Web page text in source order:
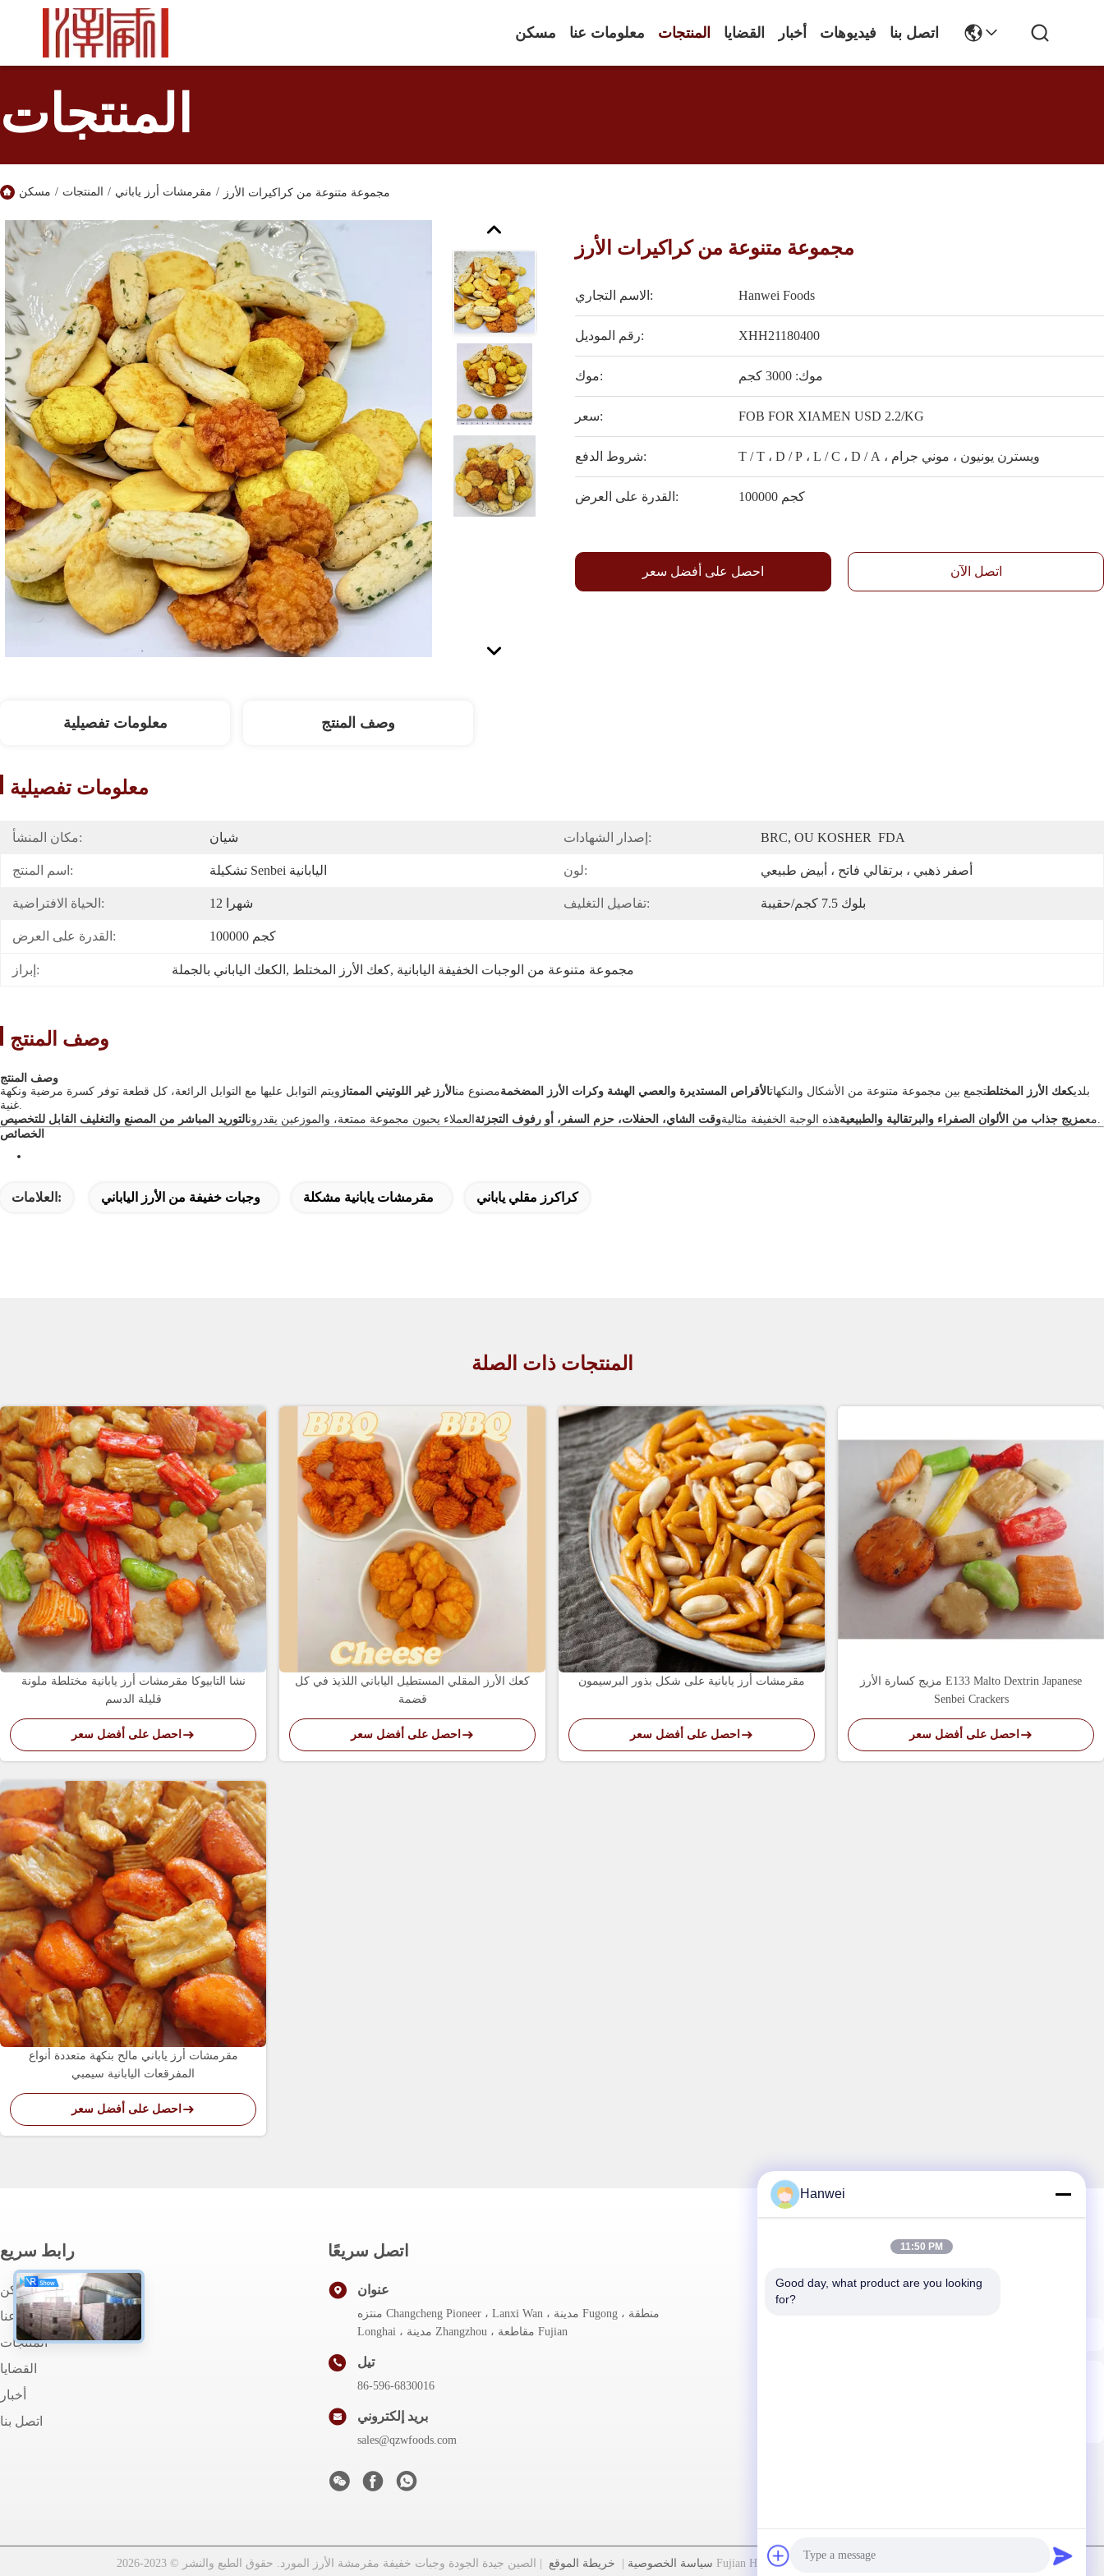
مسكن معلومات عنا المنتجات القضايا أخبار فيديوهات اتصل بنا
المنتجات
مسكن / المنتجات / مقرمشات أرز ياباني / مجموعة متنوعة من كراكيرات الأرز
مجموعة متنوعة من كراكيرات الأرز
الاسم التجاري: Hanwei Foods
رقم الموديل: XHH21180400
موك: موك: 3000 كجم
سعر: FOB FOR XIAMEN USD 2.2/KG
شروط الدفع: T / T ، D / P ، L / C ، D / A ، ويسترن يونيون ، موني جرام
القدرة على العرض: 100000 كجم
احصل على أفضل سعر اتصل الآن
معلومات تفصيلية وصف المنتج
معلومات تفصيلية
مكان المنشأ: شيان إصدار الشهادات: BRC, OU KOSHER  FDA
اسم المنتج: تشكيلة Senbei اليابانية لون: أصفر ذهبي ، برتقالي فاتح ، أبيض طبيعي
الحياة الافتراضية: 12 شهرا تفاصيل التغليف: بلوك 7.5 كجم/حقيبة
القدرة على العرض: 100000 كجم
إبراز: الكعك الياباني بالجملة , كعك الأرز المختلط, مجموعة متنوعة من الوجبات الخفيفة اليابانية
وصف المنتج
وصف المنتج
بلديكعك الأرز المختلطتجمع بين مجموعة متنوعة من الأشكال والنكهاتالأقراص المستديرة والعصي الهشة وكرات الأرز المضخمةمصنوع منالأرز غير اللوتيني الممتاز ويتم التوابل عليها مع التوابل الرائعة، كل قطعة توفر كسرة مرضية ونكهة
غنية.
معمزيج جذاب من الألوان الصفراء والبرتقالية والطبيعيةهذه الوجبة الخفيفة مثاليةوقت الشاي، الحفلات، حزم السفر، أو رفوف التجزئة العملاء يحبون مجموعة ممتعة، والموزعين يقدرونالتوريد المباشر من المصنع والتغليف القابل للتخصيص
.
الخصائص
العلامات: وجبات خفيفة من الأرز الياباني مقرمشات يابانية مشكلة كراكرز مقلي ياباني
المنتجات ذات الصلة
نشا التابيوكا مقرمشات أرز يابانية مختلطة ملونة
قليلة الدسم
احصل على أفضل سعر
كعك الأرز المقلي المستطيل الياباني اللذيذ في كل
قضمة
احصل على أفضل سعر
مقرمشات أرز يابانية على شكل بذور البرسيمون
احصل على أفضل سعر
مزيج كسارة الأرز E133 Malto Dextrin Japanese
Senbei Crackers
احصل على أفضل سعر
مقرمشات أرز ياباني مالح بنكهة متعددة أنواع
المفرقعات اليابانية سيمبي
احصل على أفضل سعر
رابط سريع
مسكن
معلومات عنا
المنتجات
القضايا
أخبار
اتصل بنا
اتصل سريعًا
عنوان
منتزه Changcheng Pioneer ، Lanxi Wan ، مدينة Fugong ، منطقة
Longhai ، مدينة Zhangzhou ، مقاطعة Fujian
تيل
86-596-6830016
بريد إلكتروني
sales@qzwfoods.com
سياسة الخصوصية خريطة الموقع
Hanwei
11:50 PM
Good day, what product are you looking
for?